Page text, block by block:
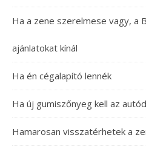
Ha a zene szerelmese vagy, a
ajánlatokat kínál
Ha én cégalapító lennék
Ha új gumiszőnyeg kell az
Hamarosan visszatérhetek a